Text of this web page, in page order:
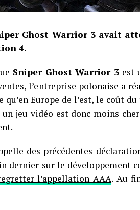
Ghost Warrior 3 avait
4.
Sniper Ghost Warrior 3 est
l’entreprise polonaise a
qu’en Europe de l’est, le coût
un jeu vidéo est donc moins
des précédentes
dernier sur le développement
l’appellation AAA. Au